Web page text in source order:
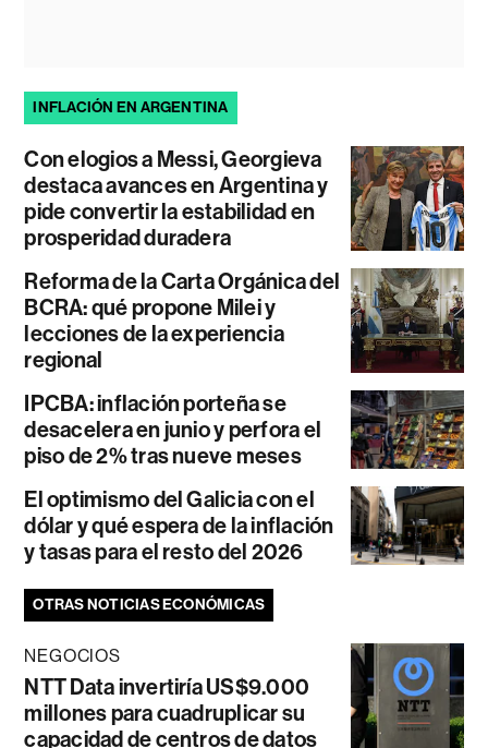
INFLACIÓN EN ARGENTINA
Con elogios a Messi, Georgieva
destaca avances en Argentina y
pide convertir la estabilidad en
prosperidad duradera
Reforma de la Carta Orgánica del
BCRA: qué propone Milei y
lecciones de la experiencia
regional
IPCBA: inflación porteña se
desacelera en junio y perfora el
piso de 2% tras nueve meses
El optimismo del Galicia con el
dólar y qué espera de la inflación
y tasas para el resto del 2026
OTRAS NOTICIAS ECONÓMICAS
NEGOCIOS
NTT Data invertiría US$9.000
millones para cuadruplicar su
capacidad de centros de datos